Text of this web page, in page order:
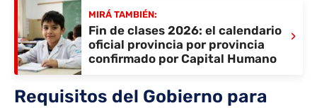
MIRÁ TAMBIÉN:
Fin de clases 2026: el calendario
oficial provincia por provincia
confirmado por Capital Humano
›
Requisitos del Gobierno para